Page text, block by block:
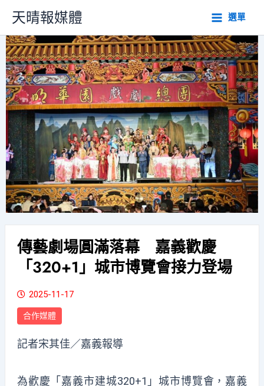
主
要
內
容
天晴報媒體 選單
傳藝劇場圓滿落幕 嘉義歡慶
「320+1」城市博覽會接力登場
2025-11-17
合作媒體
記者宋其佳／嘉義報導
為歡慶「嘉義市建城320+1」城市博覽會，嘉義